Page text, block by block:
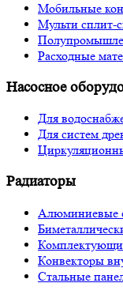
Мобильные
Мульти сплит-
Расходные
Насосное
Для
Для систем
Радиаторы
Алюминиевые
Конвекторы
Стальные